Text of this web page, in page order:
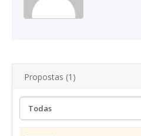
Propostas (1)